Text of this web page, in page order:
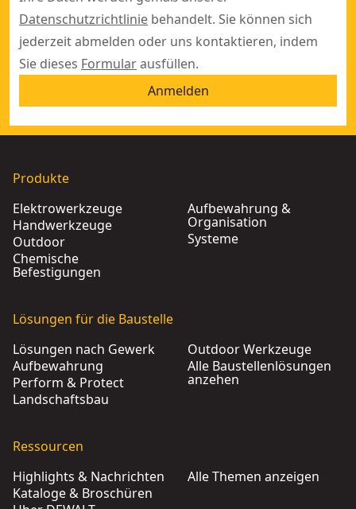
Datenschutzrichtlinie behandelt. Sie können sich
jederzeit abmelden oder uns kontaktieren, indem
Sie dieses Formularausfüllen.
Anmelden
Produkte
Elektrowerkzeuge
Handwerkzeuge
Outdoor
Chemische
Befestigungen
Aufbewahrung &
Organisation
Systeme
Lösungen für die Baustelle
Lösungen nach Gewerk
Aufbewahrung
Perform & Protect
Landschaftsbau
Outdoor Werkzeuge
Alle Baustellenlösungen
anzehen
Ressourcen
Highlights & Nachrichten
Kataloge & Broschüren
Alle Themen anzeigen